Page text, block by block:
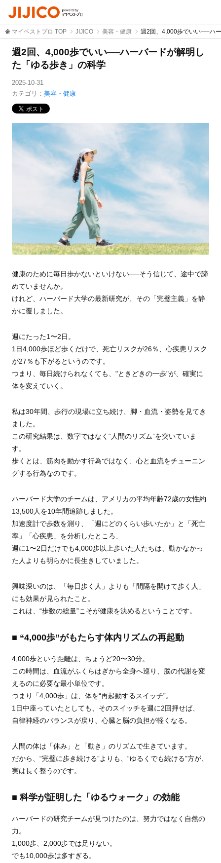
マイベストプロ TOP JIJICO 美容・健康 週2回、4,000歩でいい──ハ
週2回、4,000歩でいい──ハーバードが解明し
た「ゆる歩き」の科学
2025-10-31
カテゴリ： 美容・健康
健康のために毎日歩かないといけない──そう信じて、途中で諦
めていませんか。
けれど、ハーバード大学の最新研究が、その「完璧主義」を静
かに覆しました。
週にたった1〜2日。
1日4,000歩ほど歩くだけで、死亡リスクが26％、心疾患リスク
が27％も下がるというのです。
つまり、毎日続けられなくても、"ときどきの一歩"が、確実に
体を変えていく。
私は30年間、歩行の現場に立ち続け、脚・血流・姿勢を見てき
ました。
この研究結果は、数字ではなく“人間のリズム”を突いていま
す。
歩くとは、筋肉を動かす行為ではなく、心と血流をチューニン
グする行為なのです。
ハーバード大学のチームは、アメリカの平均年齢72歳の女性約
13,500人を10年間追跡しました。
加速度計で歩数を測り、「週にどのくらい歩いたか」と「死亡
率」「心疾患」を分析したところ、
週に1〜2日だけでも4,000歩以上歩いた人たちは、動かなかっ
た人よりも明らかに長生きしていました。
興味深いのは、「毎日歩く人」よりも「間隔を開けて歩く人」
にも効果が見られたこと。
これは、“歩数の総量”こそが健康を決めるということです。
■ “4,000歩”がもたらす体内リズムの再起動
4,000歩という距離は、ちょうど20〜30分。
この時間は、血流がふくらはぎから全身へ巡り、脳の代謝を変
えるのに必要な最小単位です。
つまり「4,000歩」は、体を“再起動するスイッチ”。
1日中座っていたとしても、そのスイッチを週に2回押せば、
自律神経のバランスが戻り、心臓と脳の負担が軽くなる。
人間の体は「休み」と「動き」のリズムで生きています。
だから、“完璧に歩き続ける”よりも、“ゆるくでも続ける”方が、
実は長く整うのです。
■ 科学が証明した「ゆるウォーク」の効能
ハーバードの研究チームが見つけたのは、努力ではなく自然の
力。
1,000歩、2,000歩では足りない。
でも10,000歩は多すぎる。